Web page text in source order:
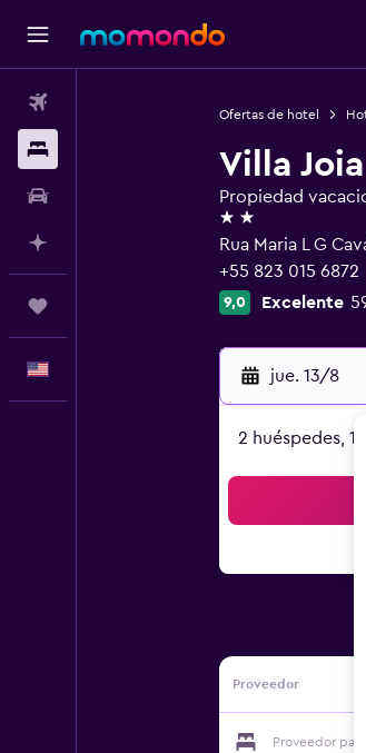
Ofertas de hotel
Villa
Propiedad
2 estrellas
Rua Maria L G
+55 823 015 6872
9,0 Excelente
jue. 13/8
2 huéspedes, 1
Proveedor
Proveedor para